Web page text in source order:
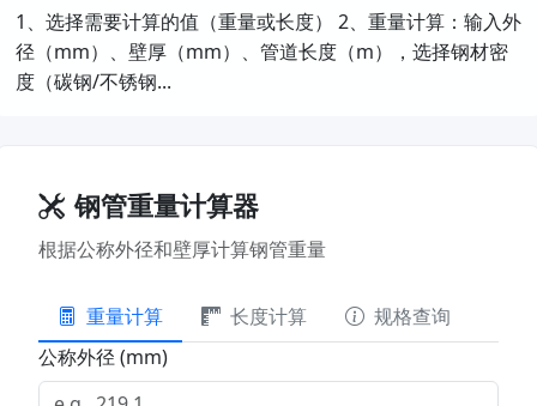
1、选择需要计算的值（重量或长度） 2、重量计算​：输入外
径（mm）、壁厚（mm）、管道长度（m），选择钢材密
度（碳钢/不锈钢...
钢管重量计算器
根据公称外径和壁厚计算钢管重量
重量计算 长度计算
规格查询
公称外径 (mm)